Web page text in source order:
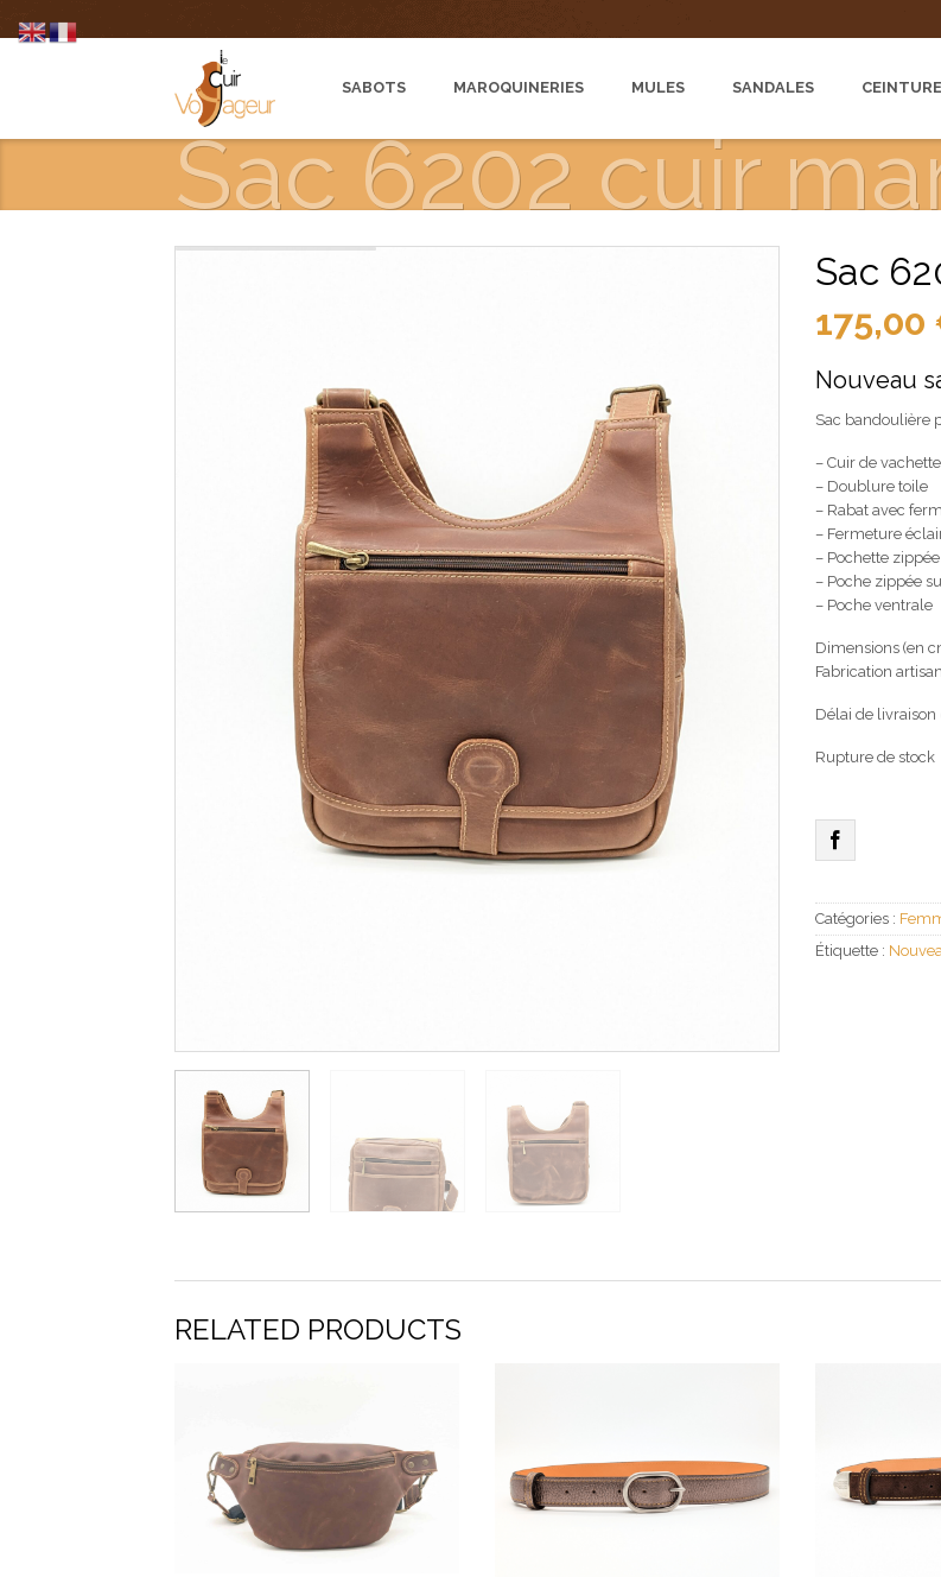
SABOTS MAROQUINERIES MULES SANDALES
Sac 6202 cuir
Sac
175,00
Nouveau
Sac bandoulière
– Cuir de
– Doublure toile
– Rabat avec
– Fermeture
– Pochette
– Poche zippée
– Poche ventrale
Dimensions (en
Fabrication
Délai de livraison
Rupture de stock
Catégories :
Étiquette :
RELATED PRODUCTS